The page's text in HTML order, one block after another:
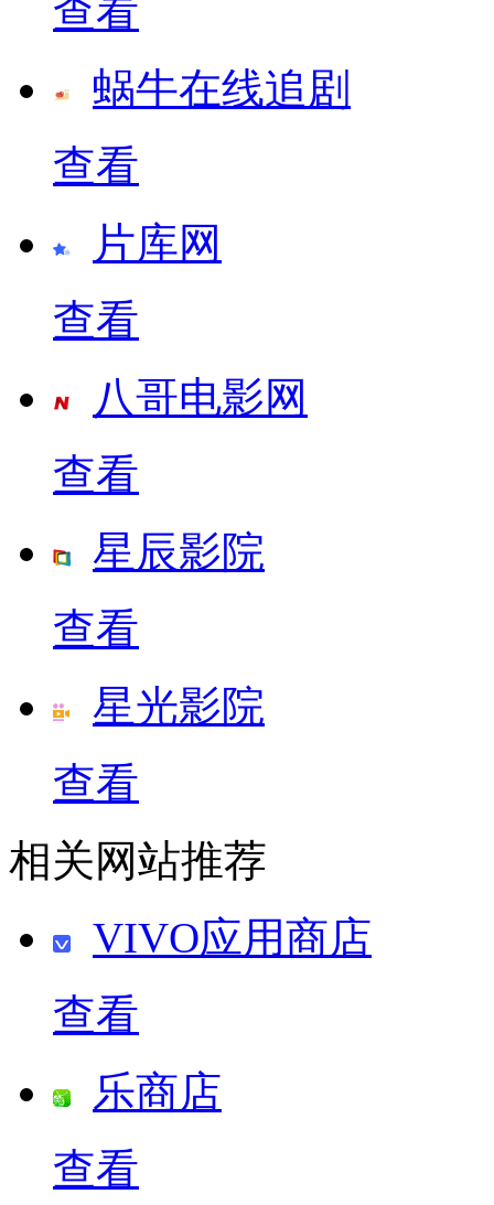
查看
蜗牛在线追剧
查看
片库网
查看
八哥电影网
查看
星辰影院
查看
星光影院
查看
相关网站推荐
VIVO应用商店
查看
乐商店
查看